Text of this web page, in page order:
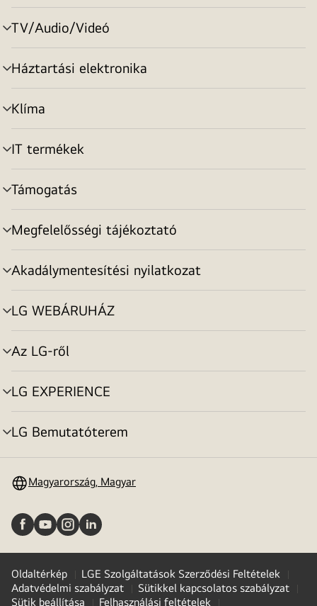
toggle
TV/Audio/Videó
menu
toggle
Háztartási elektronika
menu
toggle
Klíma
menu
toggle
IT termékek
menu
toggle
Támogatás
menu
toggle
Megfelelősségi tájékoztató
menu
toggle
Akadálymentesítési nyilatkozat
menu
toggle
LG WEBÁRUHÁZ
menu
toggle
Az LG-ről
menu
toggle
LG EXPERIENCE
menu
toggle
LG Bemutatóterem
menu
Magyarország, Magyar
Oldaltérkép
LGE Szolgáltatások Szerződési Feltételek
Adatvédelmi szabályzat
Sütikkel kapcsolatos szabályzat
Sütik beállítása
Felhasználási feltételek